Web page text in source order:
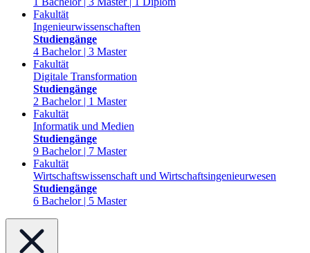
Fakultät
Ingenieurwissenschaften
Studiengänge
4 Bachelor | 3 Master
Fakultät
Digitale Transformation
Studiengänge
2 Bachelor | 1 Master
Fakultät
Informatik und Medien
Studiengänge
9 Bachelor | 7 Master
Fakultät
Wirtschaftswissenschaft und Wirtschaftsingenieurwesen
Studiengänge
6 Bachelor | 5 Master